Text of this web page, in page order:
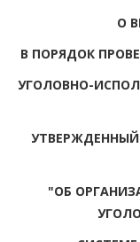
О
В ПОРЯДОК
УГОЛОВНО-
"ОБ